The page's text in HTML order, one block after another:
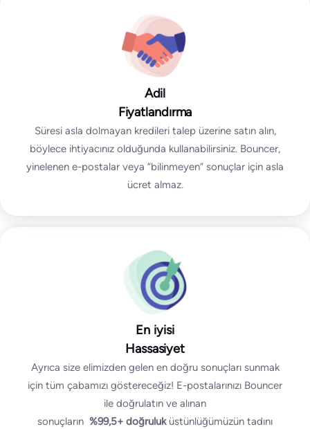
Adil
Fiyatlandırma
Süresi asla dolmayan kredileri talep üzerine satın alın,
böylece ihtiyacınız olduğunda kullanabilirsiniz. Bouncer,
yinelenen e-postalar veya “bilinmeyen” sonuçlar için asla
ücret almaz.
En iyisi
Hassasiyet
Ayrıca size elimizden gelen en doğru sonuçları sunmak
için tüm çabamızı göstereceğiz! E-postalarınızı Bouncer
ile doğrulatın ve alınan
sonuçların %99,5+ doğruluküstünlüğümüzün tadını